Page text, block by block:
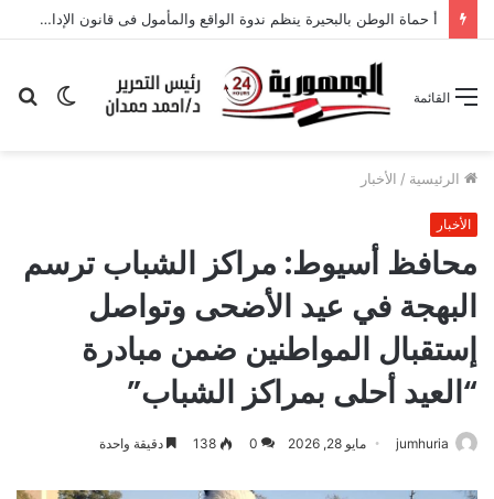
الوضع
القائمة
الرئيسية / الأخبار
الأخبار
محافظ أسيوط: مراكز الشباب ترسم
البهجة في عيد الأضحى وتواصل
إستقبال المواطنين ضمن مبادرة
“العيد أحلى بمراكز الشباب”
jumhuria مايو 28, 2026 0
138 دقيقة واحدة